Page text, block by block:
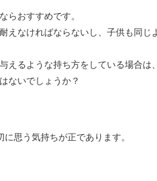
らおすすめです。
えなければならないし、子供も同じ
えるような持ち方をしている場合は
ないでしょうか？
思う気持ちが正であります。